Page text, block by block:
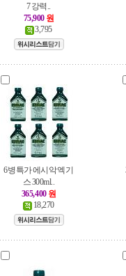
7 강력..
75,900 원
3,795
6병특가 에시악 엑기
스 300ml..
365,400 원
18,270